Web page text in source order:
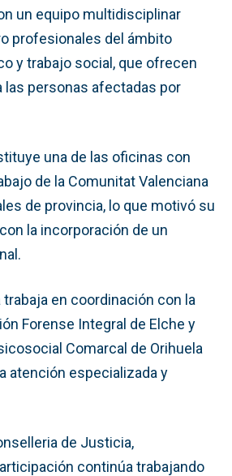
un equipo multidisciplinar
profesionales del ámbito
y trabajo social, que ofrecen
las personas afectadas por
una de las oficinas con
de la Comunitat Valenciana
de provincia, lo que motivó su
la incorporación de un
en coordinación con la
Forense Integral de Elche y
Comarcal de Orihuela
atención especializada y
de Justicia,
continúa trabajando